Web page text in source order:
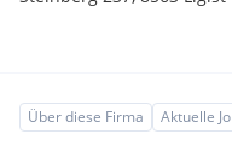
Über diese Firma Aktuelle